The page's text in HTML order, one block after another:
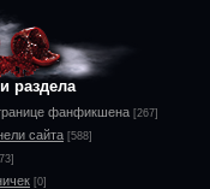
раздела
фанфикшена [267]
сайта [588]
[0]